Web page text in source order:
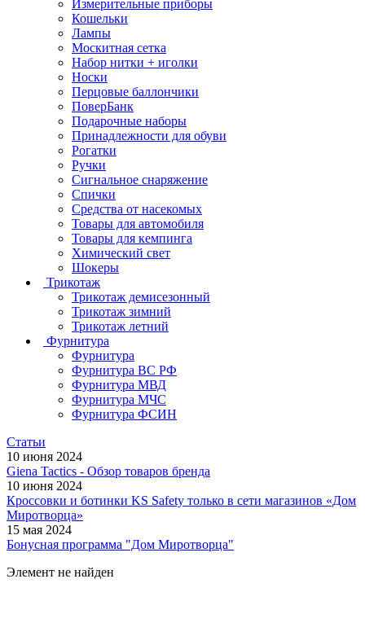
Измерительные приборы
Кошельки
Лампы
Москитная сетка
Набор нитки + иголки
Носки
Перцовые баллончики
ПоверБанк
Подарочные наборы
Принадлежности для обуви
Рогатки
Ручки
Сигнальное снаряжение
Спички
Средства от насекомых
Товары для автомобиля
Товары для кемпинга
Химический свет
Шокеры
Трикотаж
Трикотаж демисезонный
Трикотаж зимний
Трикотаж летний
Фурнитура
Фурнитура
Фурнитура ВС РФ
Фурнитура МВД
Фурнитура МЧС
Фурнитура ФСИН
Статьи
10 июня 2024
Giena Tactics - Обзор товаров бренда
10 июня 2024
Кроссовки и ботинки KS Safety только в сети магазинов «Дом
Миротворца»
15 мая 2024
Бонусная программа "Дом Миротворца"
Элемент не найден